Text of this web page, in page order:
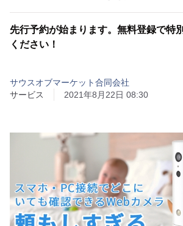
先行予約が始まります。無料登録で特
ください！
サウスオブマーケット合同会社
サービス
2021年8月22日 08:30